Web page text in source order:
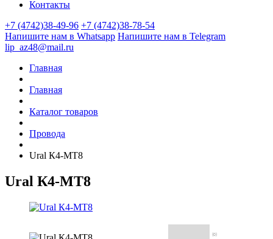
Контакты
+7 (4742)38-49-96 +7 (4742)38-78-54
Напишите нам в Whatsapp Напишите нам в Telegram
lip_az48@mail.ru
Главная
Главная
Каталог товаров
Провода
Ural К4-МТ8
Ural К4-МТ8
(0)